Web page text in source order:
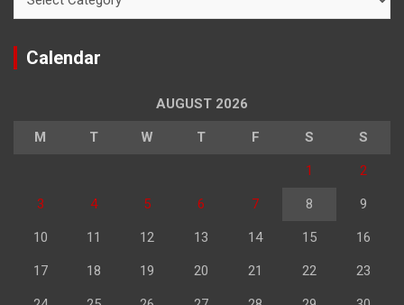
Calendar
AUGUST 2026
M T W T F S S
1 2
3 4 5 6 7 8 9
10 11 12 13 14 15 16
17 18 19 20 21 22 23